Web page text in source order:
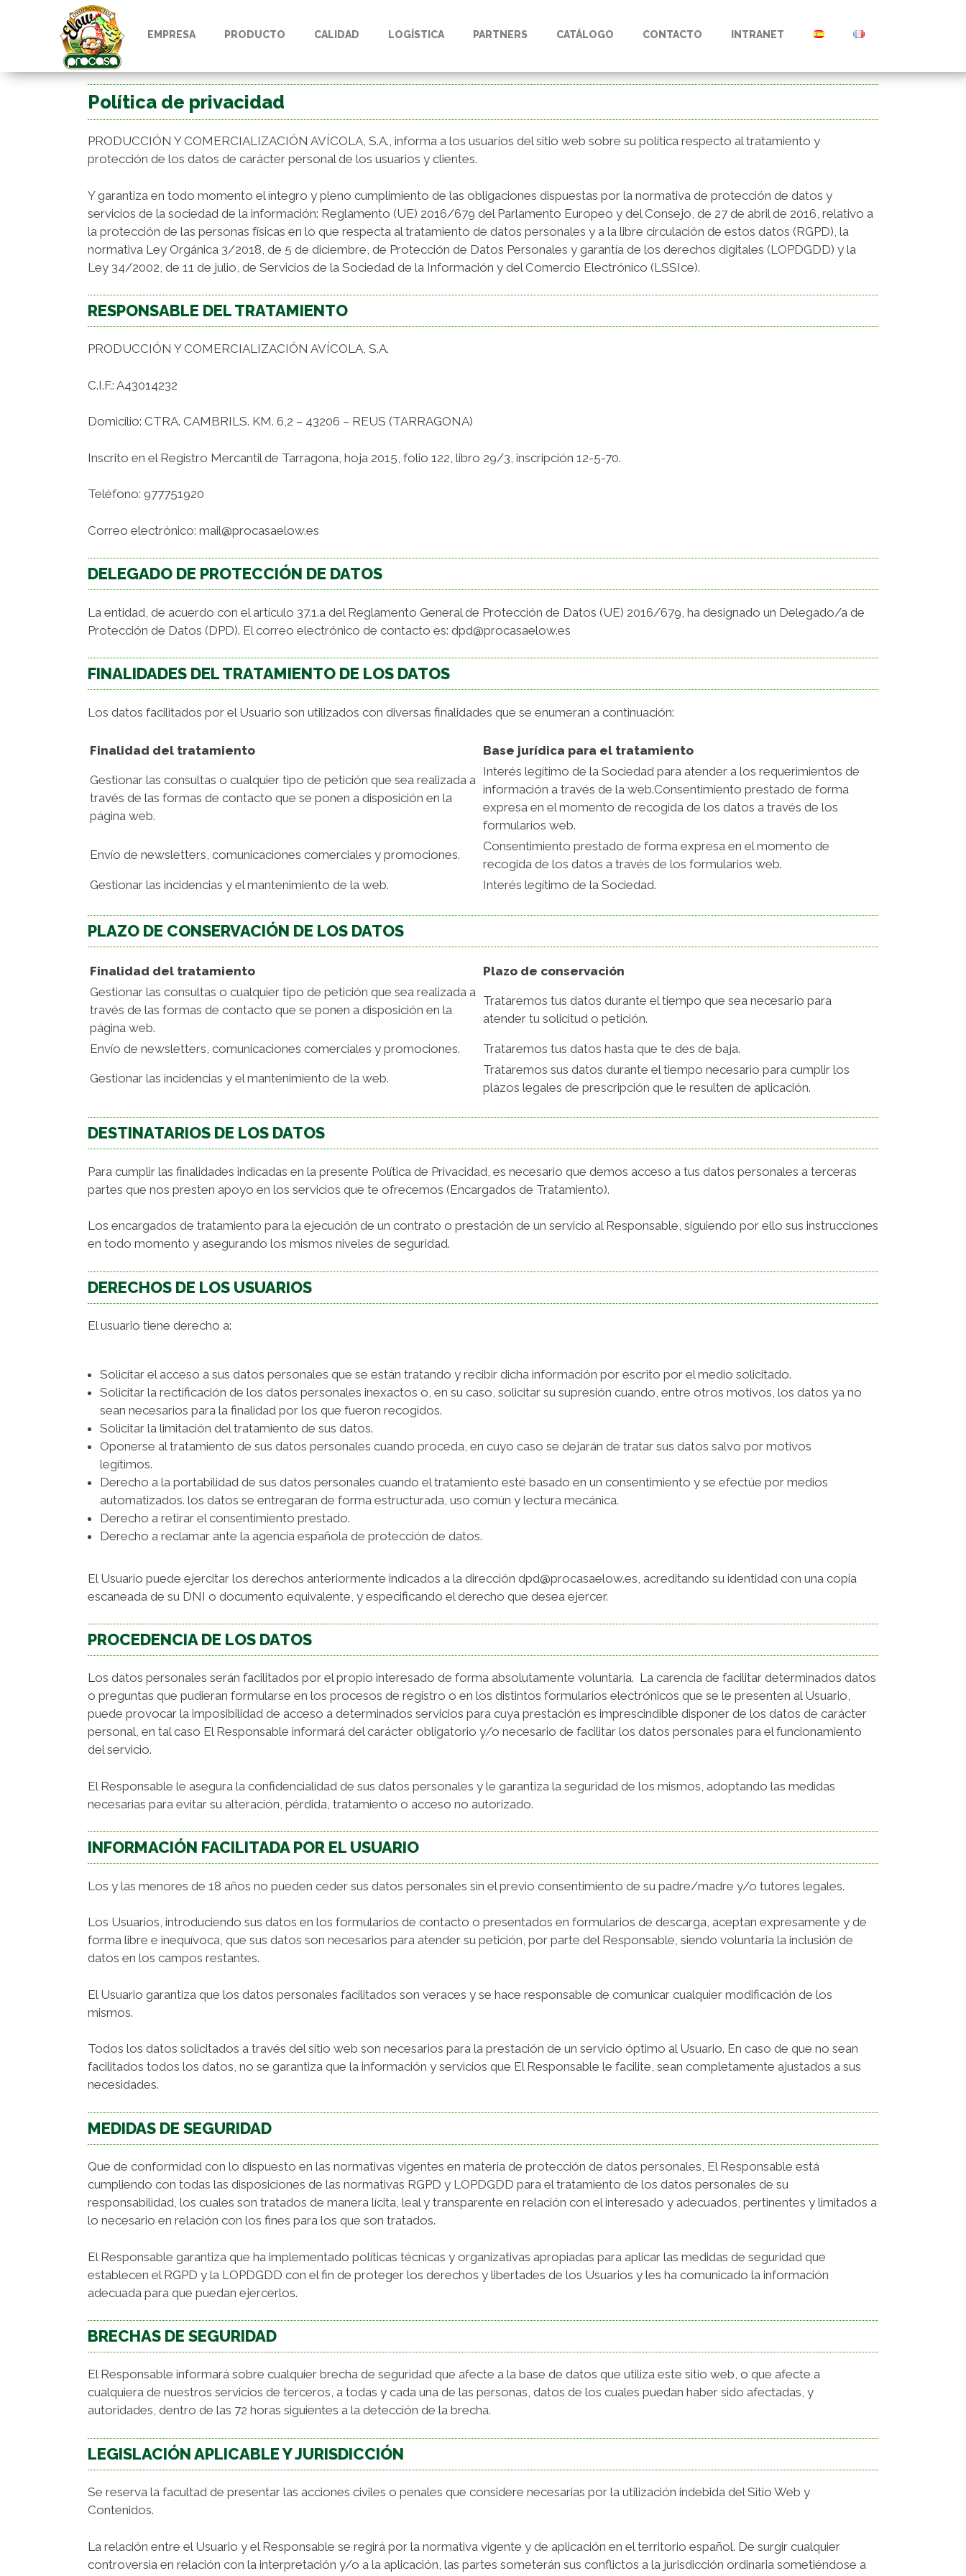
EMPRESA PRODUCTO CALIDAD LOGÍSTICA PARTNERS CATÁLOGO CONTACTO INTRANET
Política de privacidad
PRODUCCIÓN Y COMERCIALIZACIÓN AVÍCOLA, S.A., informa a los usuarios del sitio web sobre su política respecto al tratamiento y
protección de los datos de carácter personal de los usuarios y clientes.
Y garantiza en todo momento el íntegro y pleno cumplimiento de las obligaciones dispuestas por la normativa de protección de datos y
servicios de la sociedad de la información: Reglamento (UE) 2016/679 del Parlamento Europeo y del Consejo, de 27 de abril de 2016, relativo a
la protección de las personas físicas en lo que respecta al tratamiento de datos personales y a la libre circulación de estos datos (RGPD), la
normativa Ley Orgánica 3/2018, de 5 de diciembre, de Protección de Datos Personales y garantía de los derechos digitales (LOPDGDD) y la
Ley 34/2002, de 11 de julio, de Servicios de la Sociedad de la Información y del Comercio Electrónico (LSSIce).
RESPONSABLE DEL TRATAMIENTO
PRODUCCIÓN Y COMERCIALIZACIÓN AVÍCOLA, S.A.
C.I.F.: A43014232
Domicilio: CTRA. CAMBRILS. KM. 6,2 – 43206 – REUS (TARRAGONA)
Inscrito en el Registro Mercantil de Tarragona, hoja 2015, folio 122, libro 29/3, inscripción 12-5-70.
Teléfono: 977751920
Correo electrónico: mail@procasaelow.es
DELEGADO DE PROTECCIÓN DE DATOS
La entidad, de acuerdo con el artículo 37.1.a del Reglamento General de Protección de Datos (UE) 2016/679, ha designado un Delegado/a de
Protección de Datos (DPD). El correo electrónico de contacto es: dpd@procasaelow.es
FINALIDADES DEL TRATAMIENTO DE LOS DATOS
Los datos facilitados por el Usuario son utilizados con diversas finalidades que se enumeran a continuación:
Finalidad del tratamiento Base jurídica para el tratamiento
Gestionar las consultas o cualquier tipo de petición que sea realizada a
través de las formas de contacto que se ponen a disposición en la
página web.
Interés legítimo de la Sociedad para atender a los requerimientos de
información a través de la web.Consentimiento prestado de forma
expresa en el momento de recogida de los datos a través de los
formularios web.
Envío de newsletters, comunicaciones comerciales y promociones.
Consentimiento prestado de forma expresa en el momento de
recogida de los datos a través de los formularios web.
Gestionar las incidencias y el mantenimiento de la web.
Interés legítimo de la Sociedad.
PLAZO DE CONSERVACIÓN DE LOS DATOS
Finalidad del tratamiento
Plazo de conservación
Gestionar las consultas o cualquier tipo de petición que sea realizada a
través de las formas de contacto que se ponen a disposición en la
página web.
Trataremos tus datos durante el tiempo que sea necesario para
atender tu solicitud o petición.
Envío de newsletters, comunicaciones comerciales y promociones. Trataremos tus datos hasta que te des de baja.
Gestionar las incidencias y el mantenimiento de la web.
Trataremos sus datos durante el tiempo necesario para cumplir los
plazos legales de prescripción que le resulten de aplicación.
DESTINATARIOS DE LOS DATOS
Para cumplir las finalidades indicadas en la presente Política de Privacidad, es necesario que demos acceso a tus datos personales a terceras
partes que nos presten apoyo en los servicios que te ofrecemos (Encargados de Tratamiento).
Los encargados de tratamiento para la ejecución de un contrato o prestación de un servicio al Responsable, siguiendo por ello sus instrucciones
en todo momento y asegurando los mismos niveles de seguridad.
DERECHOS DE LOS USUARIOS
El usuario tiene derecho a:
Solicitar el acceso a sus datos personales que se están tratando y recibir dicha información por escrito por el medio solicitado.
Solicitar la rectificación de los datos personales inexactos o, en su caso, solicitar su supresión cuando, entre otros motivos, los datos ya no
sean necesarios para la finalidad por los que fueron recogidos.
Solicitar la limitación del tratamiento de sus datos.
Oponerse al tratamiento de sus datos personales cuando proceda, en cuyo caso se dejarán de tratar sus datos salvo por motivos
legítimos.
Derecho a la portabilidad de sus datos personales cuando el tratamiento esté basado en un consentimiento y se efectúe por medios
automatizados. los datos se entregaran de forma estructurada, uso común y lectura mecánica.
Derecho a retirar el consentimiento prestado.
Derecho a reclamar ante la agencia española de protección de datos.
El Usuario puede ejercitar los derechos anteriormente indicados a la dirección dpd@procasaelow.es, acreditando su identidad con una copia
escaneada de su DNI o documento equivalente, y especificando el derecho que desea ejercer.
PROCEDENCIA DE LOS DATOS
Los datos personales serán facilitados por el propio interesado de forma absolutamente voluntaria. La carencia de facilitar determinados datos
o preguntas que pudieran formularse en los procesos de registro o en los distintos formularios electrónicos que se le presenten al Usuario,
puede provocar la imposibilidad de acceso a determinados servicios para cuya prestación es imprescindible disponer de los datos de carácter
personal, en tal caso El Responsable informará del carácter obligatorio y/o necesario de facilitar los datos personales para el funcionamiento
del servicio.
El Responsable le asegura la confidencialidad de sus datos personales y le garantiza la seguridad de los mismos, adoptando las medidas
necesarias para evitar su alteración, pérdida, tratamiento o acceso no autorizado.
INFORMACIÓN FACILITADA POR EL USUARIO
Los y las menores de 18 años no pueden ceder sus datos personales sin el previo consentimiento de su padre/madre y/o tutores legales.
Los Usuarios, introduciendo sus datos en los formularios de contacto o presentados en formularios de descarga, aceptan expresamente y de
forma libre e inequívoca, que sus datos son necesarios para atender su petición, por parte del Responsable, siendo voluntaria la inclusión de
datos en los campos restantes.
El Usuario garantiza que los datos personales facilitados son veraces y se hace responsable de comunicar cualquier modificación de los
mismos.
Todos los datos solicitados a través del sitio web son necesarios para la prestación de un servicio óptimo al Usuario. En caso de que no sean
facilitados todos los datos, no se garantiza que la información y servicios que El Responsable le facilite, sean completamente ajustados a sus
necesidades.
MEDIDAS DE SEGURIDAD
Que de conformidad con lo dispuesto en las normativas vigentes en materia de protección de datos personales, El Responsable está
cumpliendo con todas las disposiciones de las normativas RGPD y LOPDGDD para el tratamiento de los datos personales de su
responsabilidad, los cuales son tratados de manera lícita, leal y transparente en relación con el interesado y adecuados, pertinentes y limitados a
lo necesario en relación con los fines para los que son tratados.
El Responsable garantiza que ha implementado políticas técnicas y organizativas apropiadas para aplicar las medidas de seguridad que
establecen el RGPD y la LOPDGDD con el fin de proteger los derechos y libertades de los Usuarios y les ha comunicado la información
adecuada para que puedan ejercerlos.
BRECHAS DE SEGURIDAD
El Responsable informará sobre cualquier brecha de seguridad que afecte a la base de datos que utiliza este sitio web, o que afecte a
cualquiera de nuestros servicios de terceros, a todas y cada una de las personas, datos de los cuales puedan haber sido afectadas, y
autoridades, dentro de las 72 horas siguientes a la detección de la brecha.
LEGISLACIÓN APLICABLE Y JURISDICCIÓN
Se reserva la facultad de presentar las acciones civiles o penales que considere necesarias por la utilización indebida del Sitio Web y
Contenidos.
La relación entre el Usuario y el Responsable se regirá por la normativa vigente y de aplicación en el territorio español. De surgir cualquier
controversia en relación con la interpretación y/o a la aplicación, las partes someterán sus conflictos a la jurisdicción ordinaria sometiéndose a